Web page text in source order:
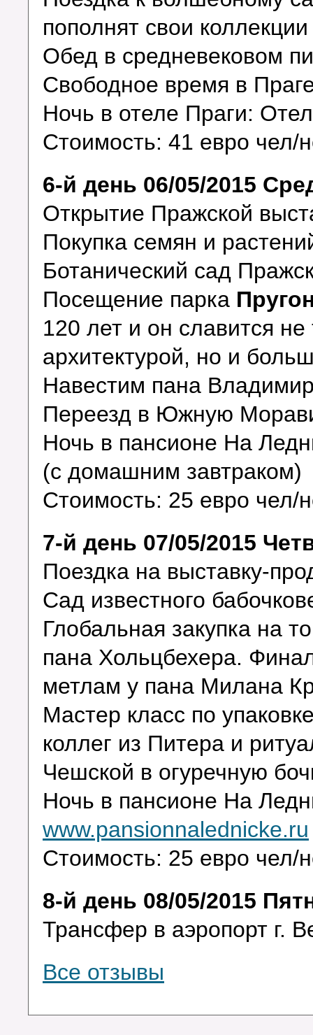
пополнят свои
Обед в средневековом
Свободное время в
Ночь в отеле Праги:
Стоимость: 41 евро чел/
6-й день 06/05/2015
Открытие Пражской
Покупка семян и
Ботанический сад
Посещение парка
120 лет и он славится
архитектурой, но и
Навестим пана
Переезд в Южную
Ночь в пансионе На
(с домашним завтраком)
Стоимость: 25 евро чел/
7-й день 07/05/2015
Поездка на выставку-
Сад известного
Глобальная закупка на
пана Хольцбехера.
метлам у пана Милана
Мастер класс по
коллег из Питера и
Чешской в огуречную
Ночь в пансионе На
www.pansionnalednicke.ru
Стоимость: 25 евро чел/
8-й день 08/05/2015
Трансфер в аэропорт г.
Все отзывы